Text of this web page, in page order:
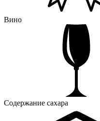
Вино
Содержание сахара